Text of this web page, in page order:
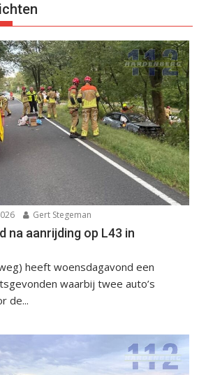
Gert Stegeman
na aanrijding op L43 in
heeft woensdagavond een
waarbij twee auto’s
de...